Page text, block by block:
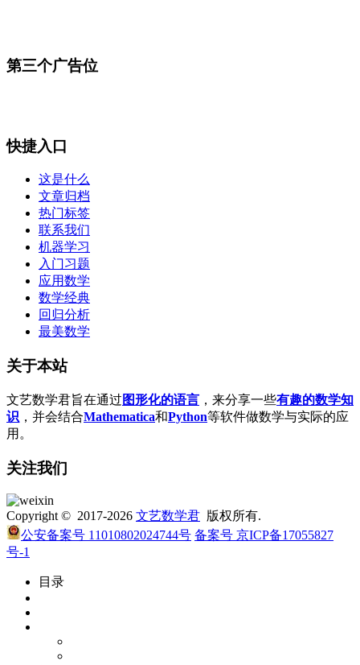
第三个广告位
快捷入口
这是什么
文章归档
热门标签
联系我们
机器学习
入门习题
应用数学
数学经典
回归分析
最美数学
关于本站
文艺数学君旨在通过 图形化的语言 ，来分享一些有趣的数学知
识 ，并会结合Mathematica和Python等软件做数学与实际的应
用。
关注我们
Copyright © 2017-2026 文艺数学君 版权所有.
公安备案号 11010802024744号 备案号 京ICP备17055827
号-1
目录